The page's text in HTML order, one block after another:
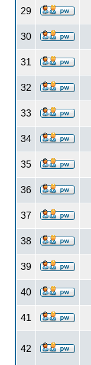
29
30
31
32
33
34
35
36
37
38
39
40
41
42